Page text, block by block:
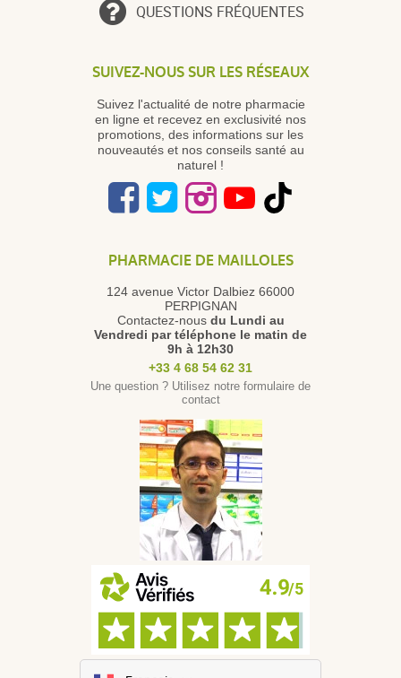
QUESTIONS FRÉQUENTES
SUIVEZ-NOUS SUR LES RÉSEAUX
Suivez l'actualité de notre pharmacie
en ligne et recevez en exclusivité nos
promotions, des informations sur les
nouveautés et nos conseils santé au
naturel !
PHARMACIE DE MAILLOLES
124 avenue Victor Dalbiez 66000
PERPIGNAN
Contactez-nous du Lundi au
Vendredi par téléphone le matin de
9h à 12h30
+33 4 68 54 62 31
Une question ? Utilisez notre formulaire de
contact